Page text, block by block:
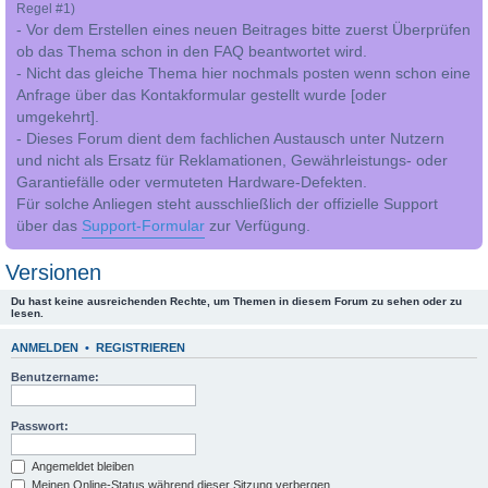
Regel #1)
- Vor dem Erstellen eines neuen Beitrages bitte zuerst Überprüfen
ob das Thema schon in den FAQ beantwortet wird.
- Nicht das gleiche Thema hier nochmals posten wenn schon eine
Anfrage über das Kontakformular gestellt wurde [oder
umgekehrt].
- Dieses Forum dient dem fachlichen Austausch unter Nutzern
und nicht als Ersatz für Reklamationen, Gewährleistungs- oder
Garantiefälle oder vermuteten Hardware-Defekten.
Für solche Anliegen steht ausschließlich der offizielle Support
über das Support-Formular zur Verfügung.
Versionen
Du hast keine ausreichenden Rechte, um Themen in diesem Forum zu sehen oder zu
lesen.
ANMELDEN • REGISTRIEREN
Benutzername:
Passwort:
Angemeldet bleiben
Meinen Online-Status während dieser Sitzung verbergen